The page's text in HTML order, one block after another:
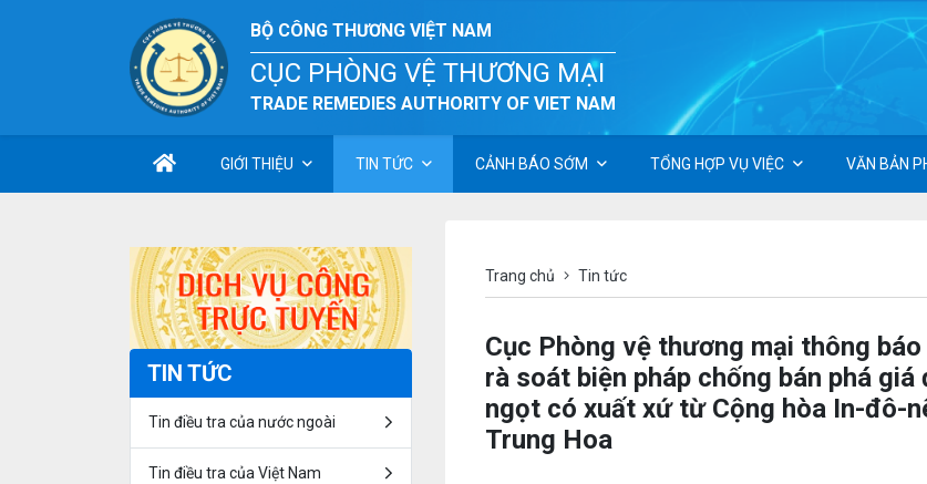
BỘ CÔNG THƯƠNG VIỆT NAM
CỤC PHÒNG VỆ THƯƠNG MẠI
TRADE REMEDIES AUTHORITY OF VIET NAM
GIỚI THIỆU TIN TỨC CẢNH BÁO SỚM TỔNG HỢP VỤ VIỆC VĂN BẢN
Trang chủ Tin tức
Cục Phòng vệ thương mại thông
rà soát biện pháp chống bán phá
ngọt có xuất xứ từ Cộng hòa In-đô-
Trung Hoa
TIN TỨC
Tin điều tra của nước ngoài
Tin điều tra của Việt Nam